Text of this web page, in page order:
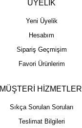
ÜYELİK
Yeni Üyelik
Hesabım
Sipariş Geçmişim
Favori Ürünlerim
MÜŞTERİ HİZMETLERİ
Sıkça Sorulan Soruları
Teslimat Bilgileri